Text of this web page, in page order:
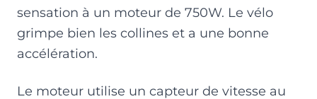
sensation à un moteur de 750W. Le vélo
grimpe bien les collines et a une bonne
accélération.
Le moteur utilise un capteur de vitesse au